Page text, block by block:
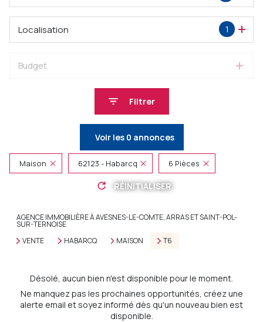
1
Localisation
Budget
Filtrer
Voir les 0 annonces
Maison 62123 - Habarcq 6 Pièces
RÉINITIALISER
AGENCE IMMOBILIÈRE À AVESNES-LE-COMTE, ARRAS ET SAINT-POL-
SUR-TERNOISE
VENTE
HABARCQ MAISON T6
Désolé, aucun bien n'est disponible pour le moment.
Ne manquez pas les prochaines opportunités, créez une
alerte email et soyez informé dès qu'un nouveau bien est
disponible.